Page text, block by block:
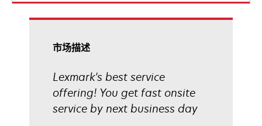
市场描述
Lexmark's best service
offering! You get fast onsite
service by next business day